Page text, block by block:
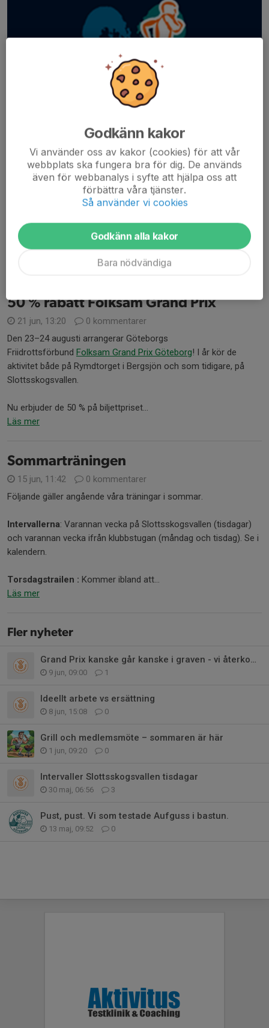
Varje år erbjuder klubben medlemmarna subventionerad resa till
ett lopp utanför Sverige. I år föreslår Styrelsen Skagen med flera
alternativa tävlingar: Maraton, Halvmaraton, Grenenleden Trail 30
km och 10 km. Alla lopp...
50 % rabatt Folksam Grand Prix
21 jun, 13:20
0 kommentarer
Den 23–24 augusti arrangerar Göteborgs
Friidrottsförbund Folksam Grand Prix Göteborg! I år kör de
aktivitet både på Rymdtorget i Bergsjön och som tidigare, på
Slottsskogsvallen.
Nu erbjuder de 50 % på biljettpriset...
Läs mer
Sommarträningen
15 jun, 11:42
0 kommentarer
Följande gäller angående våra träningar i sommar.
Intervallerna: Varannan vecka på Slottsskogsvallen (tisdagar)
och varannan vecka ifrån klubbstugan (måndag och tisdag). Se i
kalendern.
Torsdagstrailen : Kommer ibland att...
Läs mer
Fler nyheter
Grand Prix kanske går kanske i graven - vi återkommer
9 jun, 09:00 1
Ideellt arbete vs ersättning
8 jun, 15:08 0
Grill och medlemsmöte – sommaren är här
1 jun, 09:20 0
Intervaller Slottsskogsvallen tisdagar
30 maj, 06:56 3
Pust, pust. Vi som testade Aufguss i bastun.
13 maj, 09:52 0
Godkänn kakor
Vi använder oss av kakor (cookies) för att vår
webbplats ska fungera bra för dig. De används
även för webbanalys i syfte att hjälpa oss att
förbättra våra tjänster.
Så använder vi cookies
Godkänn alla kakor
Bara nödvändiga